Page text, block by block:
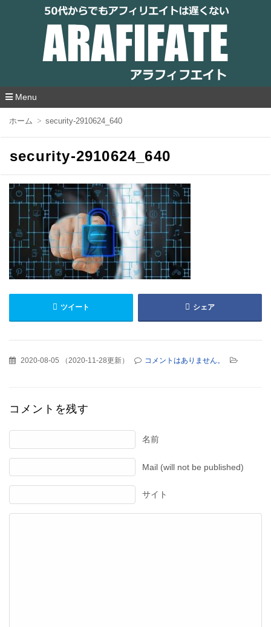
アラフィフエイト｜ 50代からでもアフィリ
エイトは遅くない
Menu
移
ホーム security-2910624_640
security-2910624_640
ツイート シェア
2020-08-05 （2020-11-28更新） コメントはありません。
コメントを残す
名前
Mail (will not be published)
サイト